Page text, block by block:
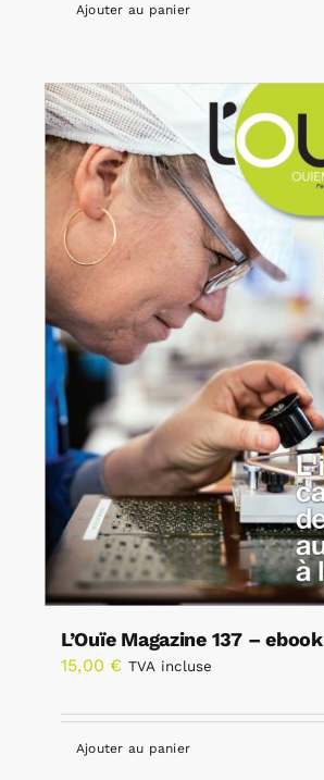
Ajouter au panier
L’Ouïe Magazine 137 – ebook
15,00 € TVA incluse
Ajouter au panier